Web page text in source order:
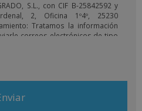
S.L., con CIF B-25842592 y
2, Oficina 1º4º, 25230
Tratamos la información
correos electrónicos de tipo
ofrecidos y otros tipo
su interés. Legitimación del
interesado. Derechos: Puede
Política de Privacidad. Desea